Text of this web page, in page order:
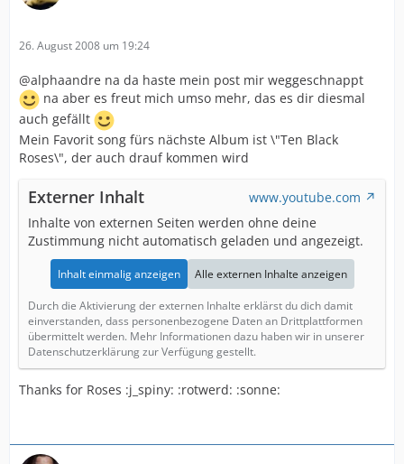
26. August 2008 um 19:24
@alphaandre na da haste mein post mir weggeschnappt
na aber es freut mich umso mehr, das es dir diesmal
auch gefällt
Mein Favorit song fürs nächste Album ist \"Ten Black
Roses\", der auch drauf kommen wird
Externer Inhalt
www.youtube.com
Inhalte von externen Seiten werden ohne deine
Zustimmung nicht automatisch geladen und angezeigt.
Inhalt einmalig anzeigen Alle externen Inhalte anzeigen
Durch die Aktivierung der externen Inhalte erklärst du dich damit
einverstanden, dass personenbezogene Daten an Drittplattformen
übermittelt werden. Mehr Informationen dazu haben wir in unserer
Datenschutzerklärung zur Verfügung gestellt.
Thanks for Roses :j_spiny: :rotwerd: :sonne: